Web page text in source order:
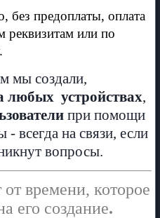
без предоплаты, оплата
или по
мы создали,
любых устройствах,
при помощи
всегда на связи, если
вопросы.
от времени, которое
его создание.